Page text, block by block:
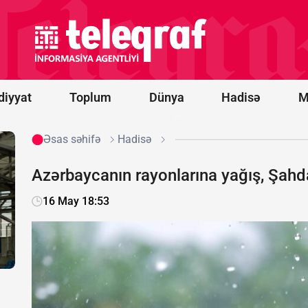
Toplum Dünya Hadisə
Ceyhun
Bayramov
Kirill
Budanov
ilə
Əsas səhifə Hadisə
Azərbaycanın rayonlarına yağış,
16 May 18:53